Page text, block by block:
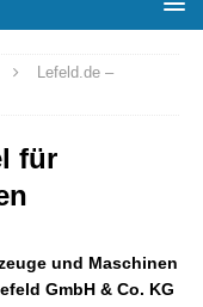
Lefeld.de –
für
und Maschinen
GmbH & Co. KG